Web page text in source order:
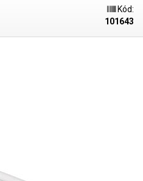
objekty. Ideálna na
vyžaduje monitorovanie teploty čipov,
Rozsah merania
°C. Použitýmateriál
Kód:
101643